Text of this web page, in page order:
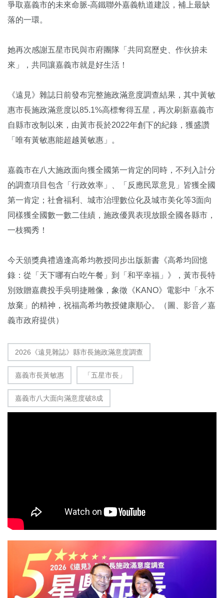
爭取嘉義市的未來命脈-高鐵聯外嘉義軌道建設，補上最缺
落的一環。
她再次感謝五星市民與市府團隊「共同寫歷史、作伙拚未
來」，共同讓嘉義市就是好生活！
《遠見》雜誌日前發布完整施政滿意度調查結果，其中黃敏
惠市長施政滿意度以85.1%高標奪得五星，再次刷新嘉義市
自縣市改制以來，由黃市長於2022年創下的紀錄，獲盛讚
「唯有黃敏惠能超越黃敏惠」。
嘉義市在八大施政面向獲全國第一肯定的同時，不列入計分
的調查項目包含「行政效率」、「反應民眾意見」皆獲全國
第一肯定；社會福利、城市治理數位化及城市美化等3面向
同樣獲全國數一數二佳績，施政優異表現放眼全國各縣市，
一枝獨秀！
今天頒獎典禮適逢高希均教授同步出版新書《高希均回憶
錄：從「天下哪有白吃午餐」到「和平幸福」》，黃市長特
別致贈嘉農投手吳明捷雕像，象徵《KANO》電影中「永不
放棄」的精神，祝福高希均教授健康順心。（圖、影音／嘉
義市政府提供）
2026《遠見雜誌》縣市長施政滿意度調查
嘉義市長黃敏惠 「五星市長」
嘉義市八大面向滿意度破8成